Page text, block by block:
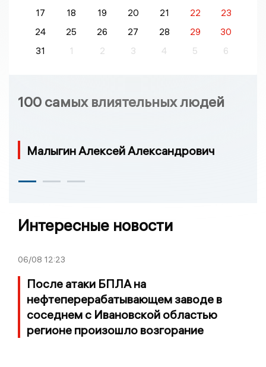
17
18 19 20 21 22
23
24
25 26 27 28 29
30
31
1 2 3 4 5 6
100 самых влиятельных людей
Малыгин Алексей Александрович
Интересные новости
06/08 12:23
После атаки БПЛА на
нефтеперерабатывающем заводе в
соседнем с Ивановской областью
регионе произошло возгорание